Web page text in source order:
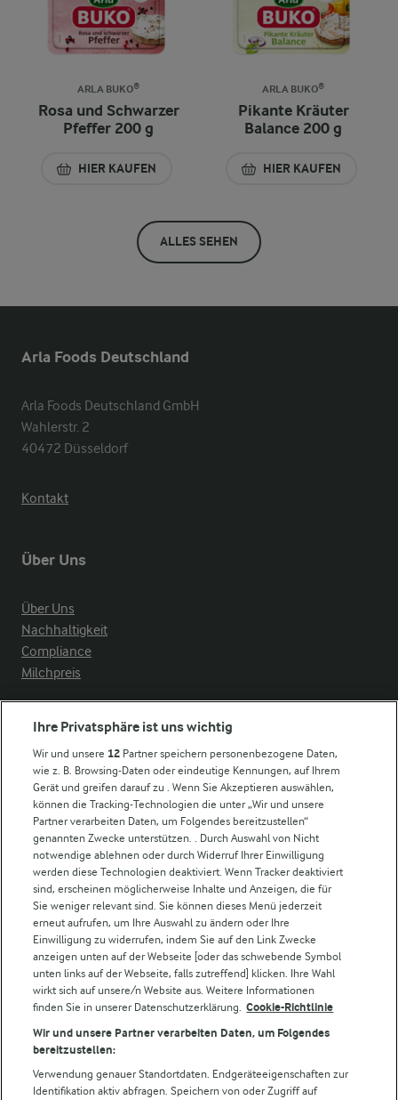
ARLA BUKO®
Rosa und Schwarzer
Pfeffer 200 g
HIER KAUFEN
ARLA BUKO®
Pikante Kräuter
Balance 200 g
HIER KAUFEN
ALLES SEHEN
Arla Foods Deutschland
Arla Foods Deutschland GmbH
Wahlerstr. 2
40472 Düsseldorf
Kontakt
Über Uns
Über Uns
Nachhaltigkeit
Compliance
Milchpreis
Weitere Arla Websites
Castello
Lurpak
Arla Pro
Für unsere Landwirt:innen
Folge uns!
Ihre Privatsphäre ist uns wichtig
Wir und unsere 12 Partner speichern personenbezogene Daten,
wie z. B. Browsing-Daten oder eindeutige Kennungen, auf Ihrem
Gerät und greifen darauf zu . Wenn Sie Akzeptieren auswählen,
können die Tracking-Technologien die unter „Wir und unsere
Partner verarbeiten Daten, um Folgendes bereitzustellen“
genannten Zwecke unterstützen. . Durch Auswahl von Nicht
notwendige ablehnen oder durch Widerruf Ihrer Einwilligung
werden diese Technologien deaktiviert. Wenn Tracker deaktiviert
sind, erscheinen möglicherweise Inhalte und Anzeigen, die für
Sie weniger relevant sind. Sie können dieses Menü jederzeit
erneut aufrufen, um Ihre Auswahl zu ändern oder Ihre
Einwilligung zu widerrufen, indem Sie auf den Link Zwecke
anzeigen unten auf der Webseite [oder das schwebende Symbol
unten links auf der Webseite, falls zutreffend] klicken. Ihre Wahl
wirkt sich auf unsere/n Website aus. Weitere Informationen
finden Sie in unserer Datenschutzerklärung. Cookie-Richtlinie
Wir und unsere Partner verarbeiten Daten, um Folgendes
bereitzustellen:
Verwendung genauer Standortdaten. Endgeräteeigenschaften zur
Identifikation aktiv abfragen. Speichern von oder Zugriff auf